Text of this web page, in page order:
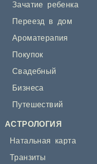
Зачатие ребенка
Переезд в дом
Ароматерапия
Покупок
Свадебный
Бизнеса
Путешествий
АСТРОЛОГИЯ
Натальная карта
Транзиты